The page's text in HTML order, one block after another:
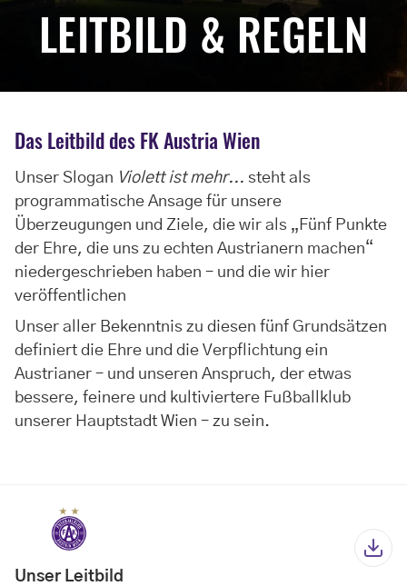
LEITBILD & REGELN
Das Leitbild des FK Austria Wien
Unser Slogan Violett ist mehr... steht als
programmatische Ansage für unsere
Überzeugungen und Ziele, die wir als „Fünf Punkte
der Ehre, die uns zu echten Austrianern machen“
niedergeschrieben haben – und die wir hier
veröffentlichen
Unser aller Bekenntnis zu diesen fünf Grundsätzen
definiert die Ehre und die Verpflichtung ein
Austrianer – und unseren Anspruch, der etwas
bessere, feinere und kultiviertere Fußballklub
unserer Hauptstadt Wien – zu sein.
Unser Leitbild